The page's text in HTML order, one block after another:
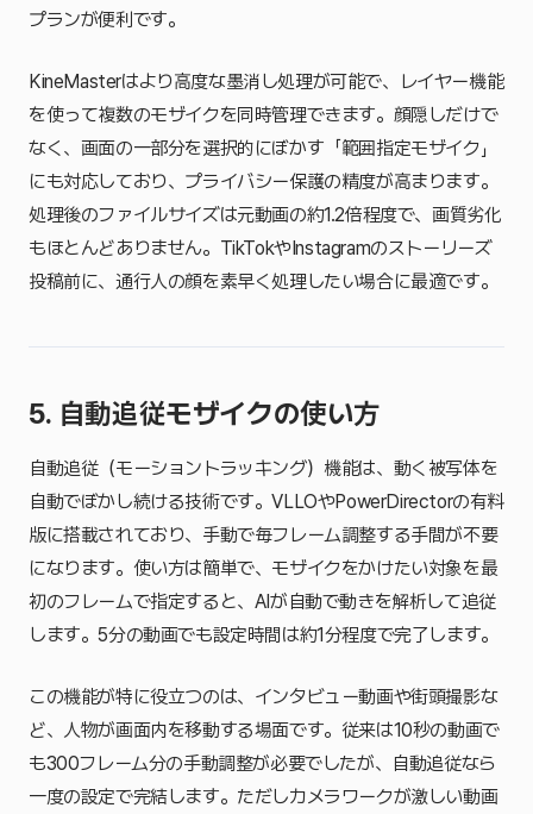
プランが便利です。
KineMasterはより高度な墨消し処理が可能で、レイヤー機能
を使って複数のモザイクを同時管理できます。顔隠しだけで
なく、画面の一部分を選択的にぼかす「範囲指定モザイク」
にも対応しており、プライバシー保護の精度が高まります。
処理後のファイルサイズは元動画の約1.2倍程度で、画質劣化
もほとんどありません。TikTokやInstagramのストーリーズ
投稿前に、通行人の顔を素早く処理したい場合に最適です。
5. 自動追従モザイクの使い方
自動追従（モーショントラッキング）機能は、動く被写体を
自動でぼかし続ける技術です。VLLOやPowerDirectorの有料
版に搭載されており、手動で毎フレーム調整する手間が不要
になります。使い方は簡単で、モザイクをかけたい対象を最
初のフレームで指定すると、AIが自動で動きを解析して追従
します。5分の動画でも設定時間は約1分程度で完了します。
この機能が特に役立つのは、インタビュー動画や街頭撮影な
ど、人物が画面内を移動する場面です。従来は10秒の動画で
も300フレーム分の手動調整が必要でしたが、自動追従なら
一度の設定で完結します。ただしカメラワークが激しい動画